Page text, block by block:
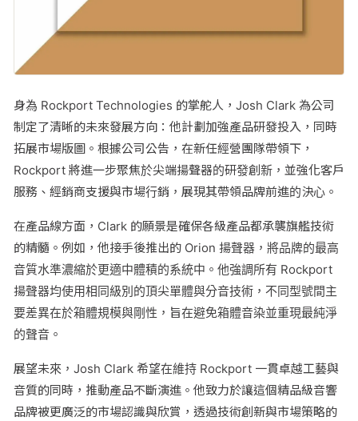
身為 Rockport Technologies 的掌舵人，Josh Clark 為公司
制定了清晰的未來發展方向：他計劃加強產品研發投入，同時
拓展市場版圖。根據公司公告，在新任經營團隊帶領下，
Rockport 將進一步聚焦於尖端揚聲器的研發創新，並強化客戶
服務、經銷商支援與市場行銷，展現其帶領品牌前進的決心。
在產品線方面，Clark 的願景是確保各級產品都承襲旗艦技術
的精髓。例如，他接手後推出的 Orion 揚聲器，將品牌的最高
音質水準濃縮於更適中體積的系統中。他強調所有 Rockport
揚聲器均使用相同級別的頂尖單體與分音技術，不同型號間主
要差異在於箱體規模與剛性，旨在避免箱體音染並重現最純淨
的聲音。
展望未來，Josh Clark 希望在維持 Rockport 一貫卓越工藝與
音質的同時，推動產品不斷演進。他致力於讓這個精品級音響
品牌被更廣泛的市場認識與欣賞，透過技術創新與市場策略的